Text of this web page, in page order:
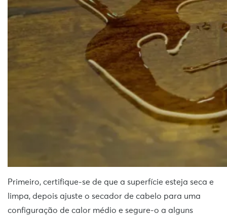
Primeiro, certifique-se de que a superfície esteja seca e
limpa, depois ajuste o secador de cabelo para uma
configuração de calor médio e segure-o a alguns